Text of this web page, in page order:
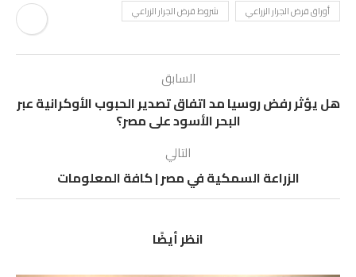
أوراق قرض الجرار الزراعي
شروط قرض الجرار الزراعي
السابق
هل يؤثر رفض روسيا مد اتفاق تصدير الحبوب الأوكرانية عبر
البحر الأسود على مصر؟
التالي
الزراعة السمكية في مصر | كافة المعلومات
انظر أيضًا